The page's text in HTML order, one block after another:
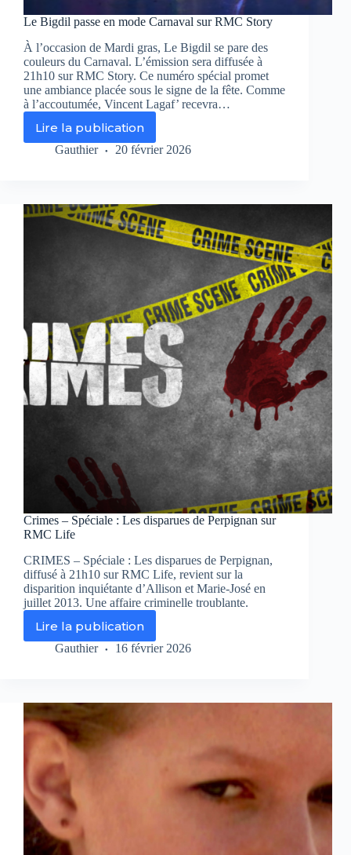
Le Bigdil passe en mode Carnaval sur RMC Story
À l’occasion de Mardi gras, Le Bigdil se pare des
couleurs du Carnaval. L’émission sera diffusée à
21h10 sur RMC Story. Ce numéro spécial promet
une ambiance placée sous le signe de la fête. Comme
à l’accoutumée, Vincent Lagaf’ recevra…
Lire la publication
Le
Bigdil
Carnaval
sur
Gauthier 20 février 2026
Crimes – Spéciale : Les disparues de Perpignan sur
RMC Life
CRIMES – Spéciale : Les disparues de Perpignan,
diffusé à 21h10 sur RMC Life, revient sur la
disparition inquiétante d’Allison et Marie-José en
juillet 2013. Une affaire criminelle troublante.
Lire la publication
Crimes
–
disparues
de
Perpignan
sur
Gauthier 16 février 2026